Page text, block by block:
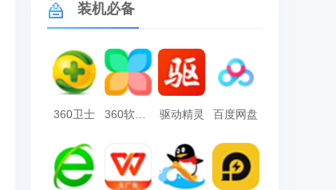
装机必备
360卫士 360软件管家 驱动精灵 百度网盘